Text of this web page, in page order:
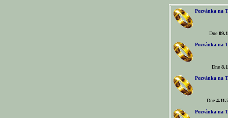
Pozvánka na
Dne
Pozvánka na
Dne
Pozvánka na
Dne
Pozvánka na